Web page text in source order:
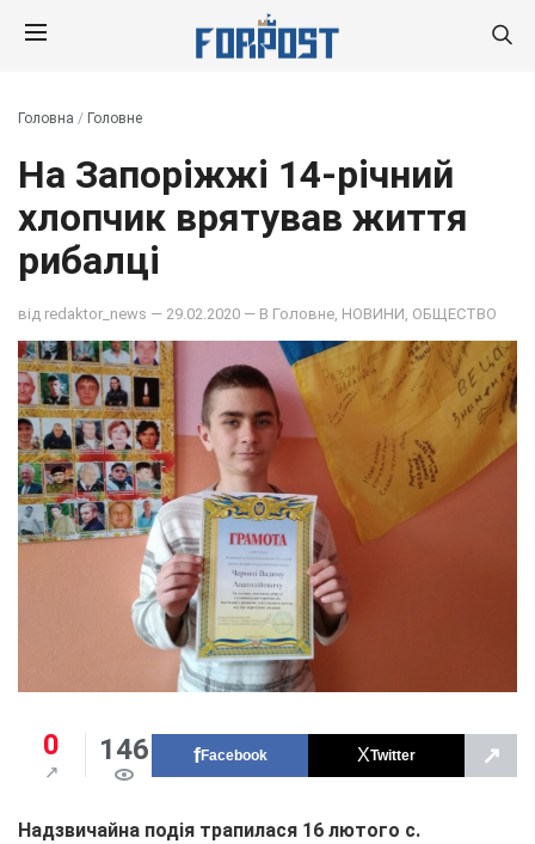
Головна / Головне
На Запоріжжі 14-річний
хлопчик врятував життя
рибалці
від redaktor_news — 29.02.2020 — В Головне НОВИНИ ОБЩЕСТВО
0 146 Facebook Twitter ↗
Надзвичайна подія трапилася 16 лютого с.